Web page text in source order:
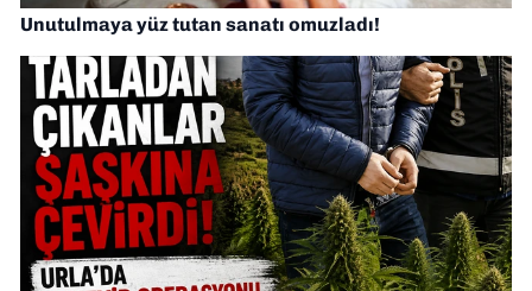
Unutulmaya yüz tutan sanatı omuzladı!